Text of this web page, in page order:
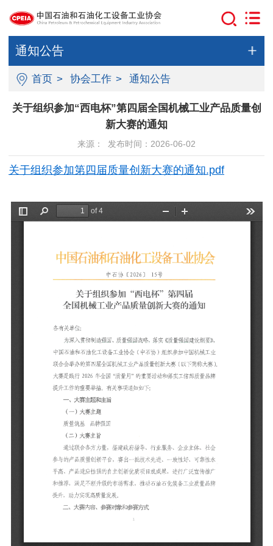
通知公告
首页 > 协会工作 > 通知公告
关于组织参加“西电杯”第四届全国机械工业产品质量创
新大赛的通知
来源： 发布时间：2026-06-02
关于组织参加第四届质量创新大赛的通知.pdf